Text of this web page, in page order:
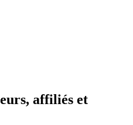
affiliés et